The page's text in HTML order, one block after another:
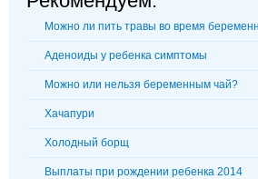
Можно ли пить травы во время
Аденоиды у ребенка симптомы
Можно или нельзя беременным чай?
Хачапури
Холодный борщ
Выплаты при рождении ребенка 2014